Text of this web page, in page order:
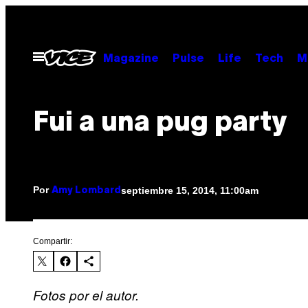
contenido
Abrir
Menú
Magazine Pulse Life Tech
Fui a una pug party
Por Amy Lombard septiembre 15, 2014, 11:00am
Compartir:
Fotos por el autor.